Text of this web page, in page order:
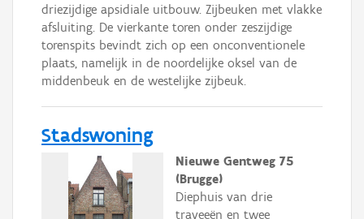
driezijdige apsidiale uitbouw. Zijbeuken met vlakke
afsluiting. De vierkante toren onder zeszijdige
torenspits bevindt zich op een onconventionele
plaats, namelijk in de noordelijke oksel van de
middenbeuk en de westelijke zijbeuk.
Stadswoning
Nieuwe Gentweg 75
(Brugge)
Diephuis van drie
traveeën en twee